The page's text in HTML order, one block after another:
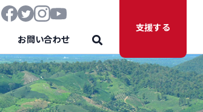
お問い合わせ
支援する